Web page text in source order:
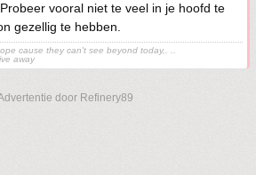
vooral niet te veel in je hoofd te
gezellig te hebben.
cause they can't see beyond today,. ..
away
door Refinery89